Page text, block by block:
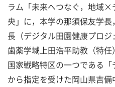
ラム「未来へつなぐ，地域
央」に，本学の那須保友学
長（デジタル田園健康プロ
歯薬学域上田浩平助教（特任
国家戦略特区の一つである
から指定を受けた岡山県吉